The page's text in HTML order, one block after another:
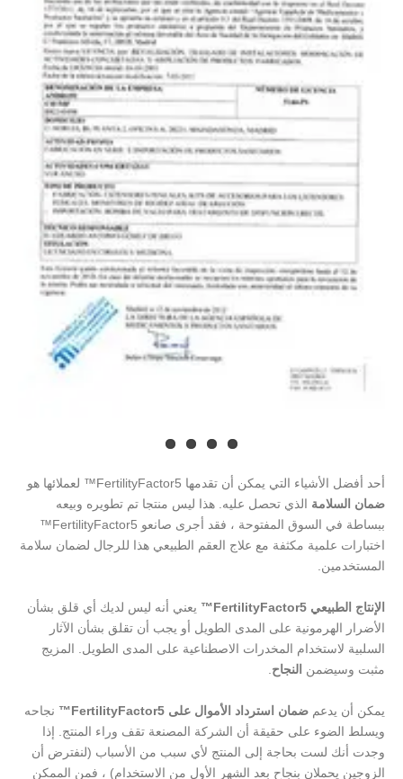
أحد أفضل الأشياء التي يمكن أن تقدمها FertilityFactor5™ لعملائها هو
ضمان السلامة الذي تحصل عليه. هذا ليس منتجا تم تطويره وبيعه
ببساطة في السوق المفتوحة ، فقد أجرى صانعو FertilityFactor5™
اختبارات علمية مكثفة مع علاج العقم الطبيعي هذا للرجال لضمان سلامة
المستخدمين.
الإنتاج الطبيعي FertilityFactor5™
يعني أنه ليس لديك أي قلق بشأن
الأضرار الهرمونية على المدى الطويل أو يجب أن تقلق بشأن الآثار
السلبية لاستخدام المخدرات الاصطناعية على المدى الطويل. المزيج
مثبت وسيضمن النجاح
يمكن أن يدعم ضمان استرداد الأموال على FertilityFactor5™
نجاحه
ويسلط الضوء على حقيقة أن الشركة المصنعة تقف وراء المنتج. إذا
وجدت أنك لست بحاجة إلى المنتج لأي سبب من الأسباب (لنفترض أن
الزوجين يحملان بنجاح بعد الشهر الأول من الاستخدام) ، فمن الممكن